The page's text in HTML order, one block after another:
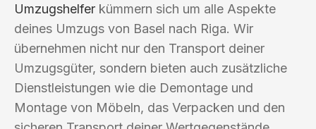
Umzugshelfer kümmern sich um alle Aspekte
deines Umzugs von Basel nach Riga. Wir
übernehmen nicht nur den Transport deiner
Umzugsgüter, sondern bieten auch zusätzliche
Dienstleistungen wie die Demontage und
Montage von Möbeln, das Verpacken und den